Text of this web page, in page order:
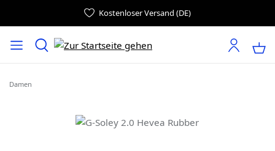
Kostenloser Versand (DE)
Damen
Bildergalerie überspringen